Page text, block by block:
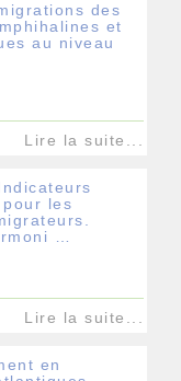
des
et
au niveau
Lire la suite...
les
…
Lire la suite...
en